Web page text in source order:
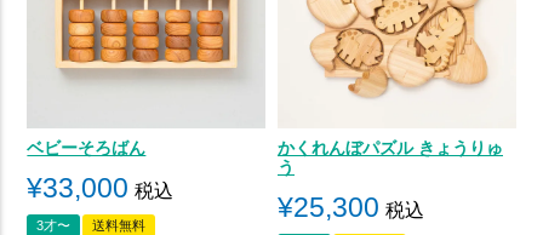
ベビーそろばん
¥33,000 税込
3才〜 送料無料
かくれんぼパズル きょうりゅ
う
¥25,300 税込